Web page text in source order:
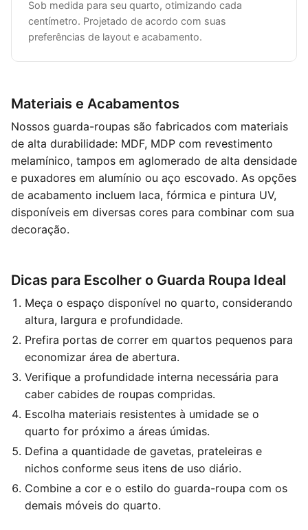
Sob medida para seu quarto, otimizando cada
centímetro. Projetado de acordo com suas
preferências de layout e acabamento.
Materiais e Acabamentos
Nossos guarda-roupas são fabricados com materiais
de alta durabilidade: MDF, MDP com revestimento
melamínico, tampos em aglomerado de alta densidade
e puxadores em alumínio ou aço escovado. As opções
de acabamento incluem laca, fórmica e pintura UV,
disponíveis em diversas cores para combinar com sua
decoração.
Dicas para Escolher o Guarda Roupa Ideal
Meça o espaço disponível no quarto, considerando
altura, largura e profundidade.
Prefira portas de correr em quartos pequenos para
economizar área de abertura.
Verifique a profundidade interna necessária para
caber cabides de roupas compridas.
Escolha materiais resistentes à umidade se o
quarto for próximo a áreas úmidas.
Defina a quantidade de gavetas, prateleiras e
nichos conforme seus itens de uso diário.
Combine a cor e o estilo do guarda-roupa com os
demais móveis do quarto.